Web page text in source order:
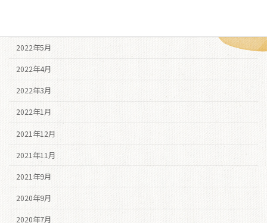
2022年5月
2022年4月
2022年3月
2022年1月
2021年12月
2021年11月
2021年9月
2020年9月
2020年7月